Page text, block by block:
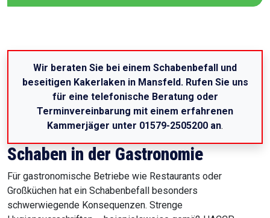
Wir beraten Sie bei einem Schabenbefall und
beseitigen Kakerlaken in Mansfeld. Rufen Sie uns
für eine telefonische Beratung oder
Terminvereinbarung mit einem erfahrenen
Kammerjäger unter 01579-2505200 an.
Schaben in der Gastronomie
Für gastronomische Betriebe wie Restaurants oder
Großküchen hat ein Schabenbefall besonders
schwerwiegende Konsequenzen. Strenge